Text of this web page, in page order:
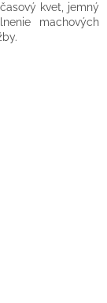
kvet, jemný
machových